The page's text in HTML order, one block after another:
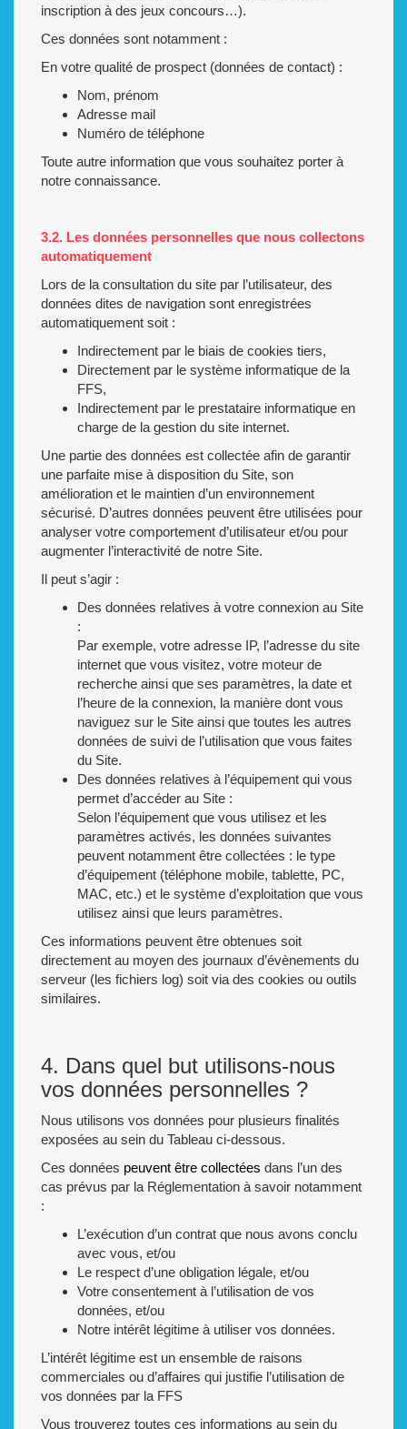
inscription à des jeux concours…).
Ces données sont notamment :
En votre qualité de prospect (données de contact) :
Nom, prénom
Adresse mail
Numéro de téléphone
Toute autre information que vous souhaitez porter à
notre connaissance.
3.2. Les données personnelles que nous collectons
automatiquement
Lors de la consultation du site par l’utilisateur, des
données dites de navigation sont enregistrées
automatiquement soit :
Indirectement par le biais de cookies tiers,
Directement par le système informatique de la
FFS,
Indirectement par le prestataire informatique en
charge de la gestion du site internet.
Une partie des données est collectée afin de garantir
une parfaite mise à disposition du Site, son
amélioration et le maintien d’un environnement
sécurisé. D’autres données peuvent être utilisées pour
analyser votre comportement d’utilisateur et/ou pour
augmenter l’interactivité de notre Site.
Il peut s’agir :
Des données relatives à votre connexion au Site
:
Par exemple, votre adresse IP, l’adresse du site
internet que vous visitez, votre moteur de
recherche ainsi que ses paramètres, la date et
l’heure de la connexion, la manière dont vous
naviguez sur le Site ainsi que toutes les autres
données de suivi de l’utilisation que vous faites
du Site.
Des données relatives à l’équipement qui vous
permet d’accéder au Site :
Selon l’équipement que vous utilisez et les
paramètres activés, les données suivantes
peuvent notamment être collectées : le type
d’équipement (téléphone mobile, tablette, PC,
MAC, etc.) et le système d’exploitation que vous
utilisez ainsi que leurs paramètres.
Ces informations peuvent être obtenues soit
directement au moyen des journaux d’évènements du
serveur (les fichiers log) soit via des cookies ou outils
similaires.
4. Dans quel but utilisons-nous
vos données personnelles ?
Nous utilisons vos données pour plusieurs finalités
exposées au sein du Tableau ci-dessous.
Ces données peuvent être collectées dans l’un des
cas prévus par la Réglementation à savoir notamment
:
L’exécution d’un contrat que nous avons conclu
avec vous, et/ou
Le respect d’une obligation légale, et/ou
Votre consentement à l’utilisation de vos
données, et/ou
Notre intérêt légitime à utiliser vos données.
L’intérêt légitime est un ensemble de raisons
commerciales ou d’affaires qui justifie l’utilisation de
vos données par la FFS
Vous trouverez toutes ces informations au sein du